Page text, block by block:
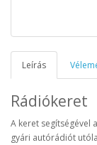
Leírás
Rádiókeret
A keret segítségével
gyári autórádiót